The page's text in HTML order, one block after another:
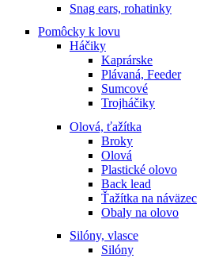
Snag ears, rohatinky
Pomôcky k lovu
Háčiky
Kaprárske
Plávaná, Feeder
Sumcové
Trojháčiky
Olová, ťažítka
Broky
Olová
Plastické olovo
Back lead
Ťažítka na náväzec
Obaly na olovo
Silóny, vlasce
Silóny